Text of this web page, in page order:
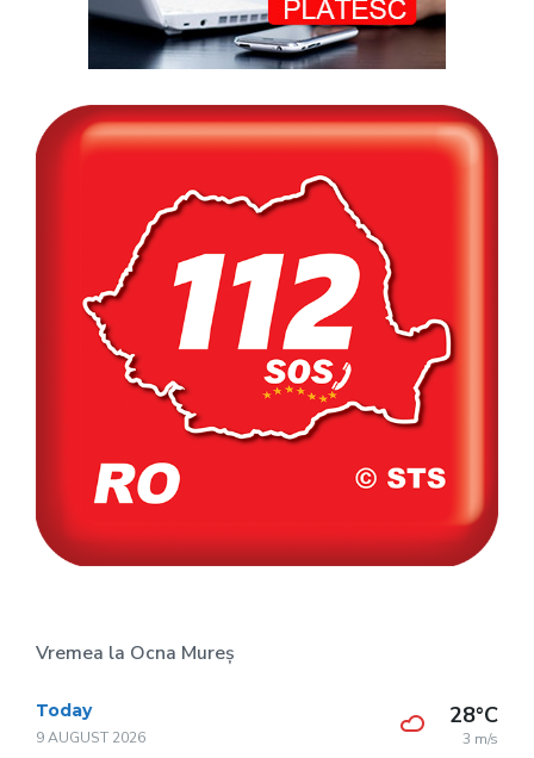
Vremea la Ocna Mureș
Today
9 AUGUST 2026
28°C
3 m/s